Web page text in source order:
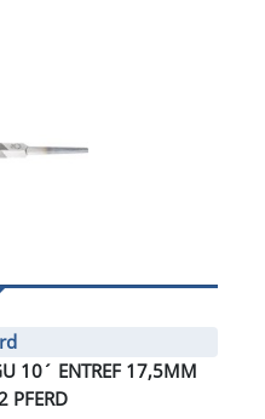
10´ ENTREF 17,5MM
PFERD